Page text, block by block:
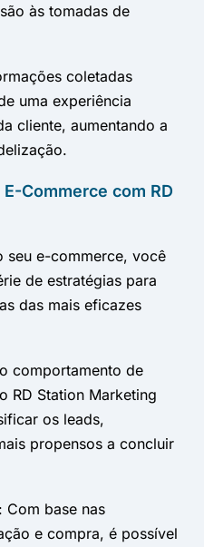
às tomadas de
coletadas
uma experiência
cliente, aumentando a
Commerce com RD
seu e-commerce, você
de estratégias para
das mais eficazes
comportamento de
RD Station Marketing
os leads,
propensos a concluir
: Com base nas
e compra, é possível